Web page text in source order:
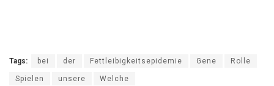
Tags: bei der Fettleibigkeitsepidemie Gene Rolle
Spielen unsere Welche